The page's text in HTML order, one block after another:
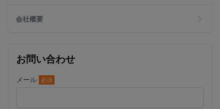
会社概要
お問い合わせ
メール 必須